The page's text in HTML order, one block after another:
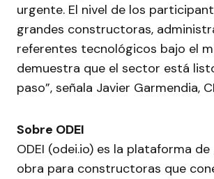
urgente. El nivel de los
grandes constructoras,
referentes tecnológicos bajo el
demuestra que el sector está
paso”, señala Javier Garmendia,
Sobre ODEI
ODEI (odei.io) es la plataforma
obra para constructoras que